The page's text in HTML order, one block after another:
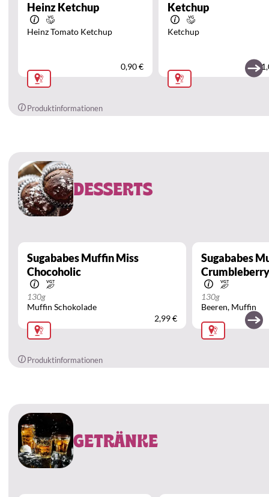
Heinz Ketchup
Heinz Tomato Ketchup
0,90 €
Ketchup
Ketchup
Produktinformationen
DESSERTS
Sugababes Muffin Miss
Chocoholic
130g
Muffin Schokolade
2,99 €
Sugababes
Crumbleberry
130g
Beeren Muffin
Produktinformationen
GETRÄNKE